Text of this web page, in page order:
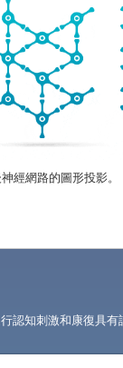
經網路的圖形投影。
認知刺激和康復具有